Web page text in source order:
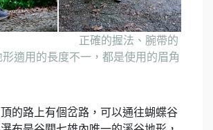
正確的握法、腕帶的
適用的長度不一，都是使用的眉角
的路上有個岔路，可以通往蝴蝶谷